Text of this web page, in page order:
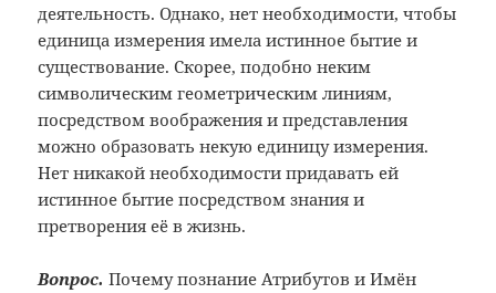
деятельность. Однако, нет необходимости, чтобы
единица измерения имела истинное бытие и
существование. Скорее, подобно неким
символическим геометрическим линиям,
посредством воображения и представления
можно образовать некую единицу измерения.
Нет никакой необходимости придавать ей
истинное бытие посредством знания и
претворения её в жизнь.
Вопрос. Почему познание Атрибутов и Имён